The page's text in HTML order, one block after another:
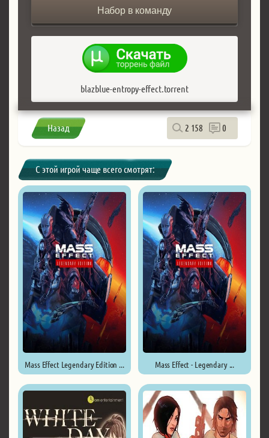
Набор в команду
blazblue-entropy-effect.torrent
Назад 2 158 0
С этой игрой чаще всего смотрят:
Mass Effect Legendary Edition ... Mass Effect - Legendary ...